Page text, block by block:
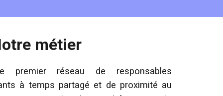
métier
réseau de responsables
à temps partagé et de proximité au